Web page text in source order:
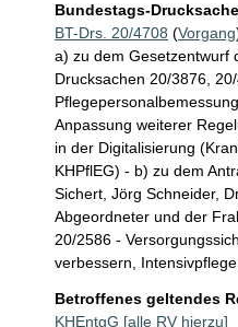
Bundestags-
BT-Drs. 20/4708 (Vorgang
a) zu dem Gesetzentwurf
Drucksachen 20/3876,
Anpassung weiterer
in der Digitalisierung
KHPflEG) - b) zu dem
Sichert, Jörg Schneider,
Abgeordneter und der
20/2586 -
verbessern, Intensivpflege
Betroffenes geltendes
KHEntgG [alle RV hierzu]